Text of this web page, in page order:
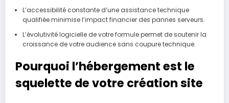
L’accessibilité constante d’une assistance technique
qualifiée minimise l’impact financier des pannes serveurs.
L’évolutivité logicielle de votre formule permet de soutenir la
croissance de votre audience sans coupure technique.
Pourquoi l’hébergement est le
squelette de votre création site